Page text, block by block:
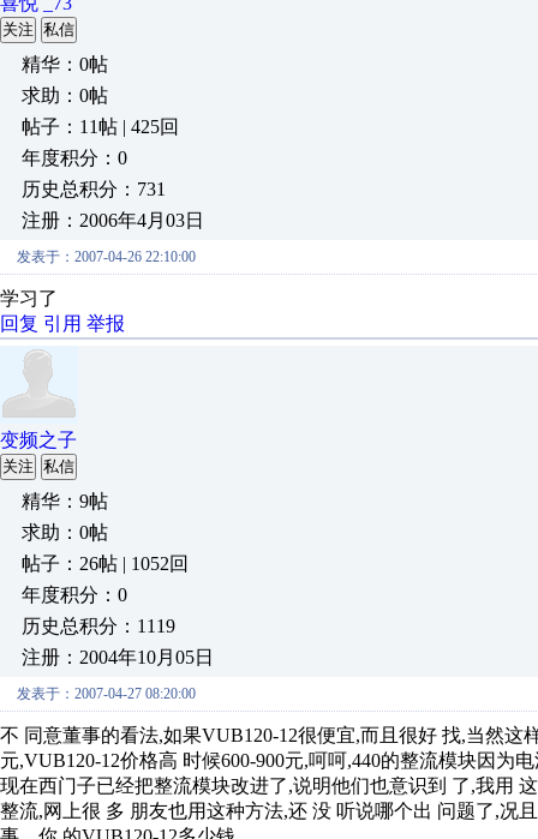
关注 私信
精华：0帖
求助：0帖
帖子：11帖 | 425回
年度积分：0
历史总积分：731
注册：2006年4月03日
发表于：2007-04-26 22:10:00
学习了
回复 引用 举报
变频之子
关注 私信
精华：9帖
求助：0帖
帖子：26帖 | 1052回
年度积分：0
历史总积分：1119
注册：2004年10月05日
发表于：2007-04-27 08:20:00
不 同意董事的看法,如果VUB120-12很便宜,而且很好 找,当然这
元,VUB120-12价格高 时候600-900元,呵呵,440的整流模块因为
现在西门子已经把整流模块改进了,说明他们也意识到 了,我用
整流,网上很 多 朋友也用这种方法,还 没 听说哪个出 问题了,况